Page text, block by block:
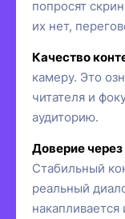
попросят
их нет,
Качество
камеру. Это
читателя и
аудиторию.
Доверие
Стабильный
реальный